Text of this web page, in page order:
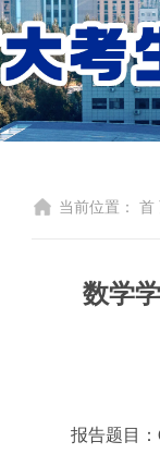
当前位置： 首
数学
报告题目：